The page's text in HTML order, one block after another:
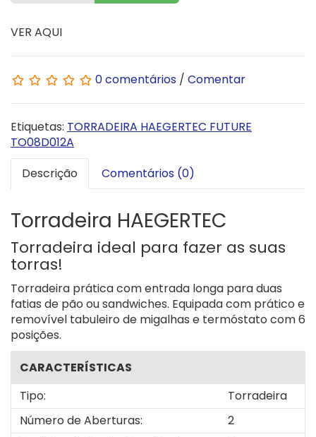
VER AQUI
0 comentários / Comentar
Etiquetas: TORRADEIRA HAEGERTEC FUTURE
TO08D012A
Descrição
Comentários (0)
Torradeira HAEGERTEC
Torradeira ideal para fazer as suas
torras!
Torradeira prática com entrada longa para duas
fatias de pão ou sandwiches. Equipada com prático e
removível tabuleiro de migalhas e termóstato com 6
posições.
CARACTERÍSTICAS
Tipo:
Torradeira
Número de Aberturas:
2